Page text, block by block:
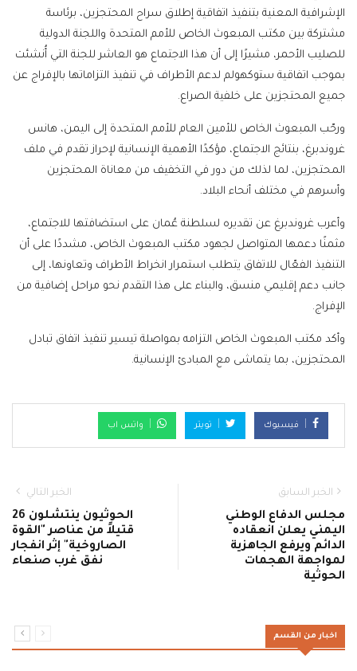
الإشرافية المعنية بتنفيذ اتفاقية إطلاق سراح المحتجزين، برئاسة
مشتركة بين مكتب المبعوث الخاص للأمم المتحدة واللجنة الدولية
للصليب الأحمر، مشيرًا إلى أن هذا الاجتماع هو العاشر للجنة التي أُنشئت
بموجب اتفاقية ستوكهولم لدعم الأطراف في تنفيذ التزاماتها بالإفراج عن
جميع المحتجزين على خلفية الصراع.
ورحّب المبعوث الخاص للأمين العام للأمم المتحدة إلى اليمن، هانس
غروندبرغ، بنتائج الاجتماع، مؤكدًا الأهمية الإنسانية لإحراز تقدم في ملف
المحتجزين، لما لذلك من دور في التخفيف من معاناة المحتجزين
وأسرهم في مختلف أنحاء البلاد.
وأعرب غروندبرغ عن تقديره لسلطنة عُمان على استضافتها للاجتماع،
مثمنًا دعمها المتواصل لجهود مكتب المبعوث الخاص، مشددًا على أن
التنفيذ الفعّال للاتفاق يتطلب استمرار انخراط الأطراف وتعاونها، إلى
جانب دعم إقليمي منسق، والبناء على هذا التقدم نحو مراحل إضافية من
الإفراج.
وأكد مكتب المبعوث الخاص التزامه بمواصلة تيسير تنفيذ اتفاق تبادل
المحتجزين، بما يتماشى مع المبادئ الإنسانية.
فيسبوك تويتر واتس اب
الخبر السابق
مجلس الدفاع الوطني
اليمني يعلن انعقاده
الدائم ويرفع الجاهزية
لمواجهة الهجمات
الحوثية
الخبر التالي
الحوثيون ينتشلون 26
قتيلاً من عناصر "القوة
الصاروخية" إثر انفجار
نفق غرب صنعاء
اخبار من القسم